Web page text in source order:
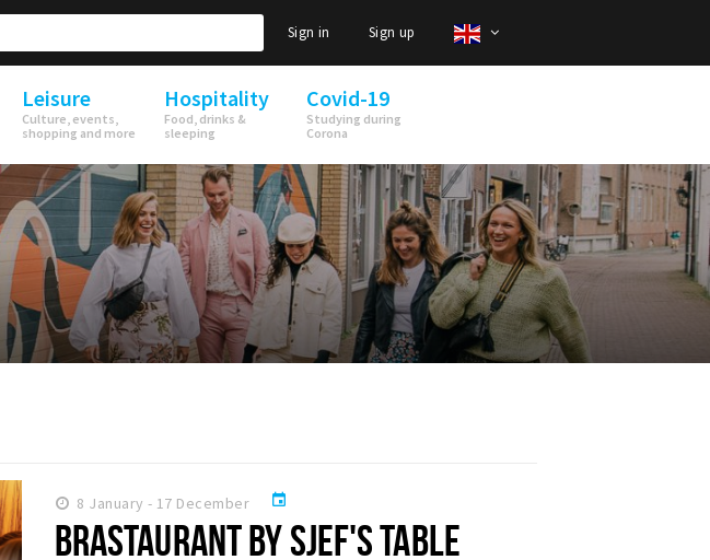
Sign in Sign up
Leisure
Culture, events,
shopping and more
Hospitality
Food, drinks &
sleeping
Covid-19
Studying during
Corona
8 January - 17 December event
BRASTAURANT BY SJEF'S TABLE